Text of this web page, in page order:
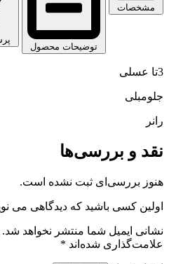
مشخصات
توضیحات محصول
3تا عسلی
جلومبلی
رانر
نقد و بررسی‌ها
هنوز بررسی‌ای ثبت نشده است.
اولین کسی باشید که دیدگاهی می نویسد “ست 5
نشانی ایمیل شما منتشر نخواهد شد.
علامت‌گذاری شده‌اند *